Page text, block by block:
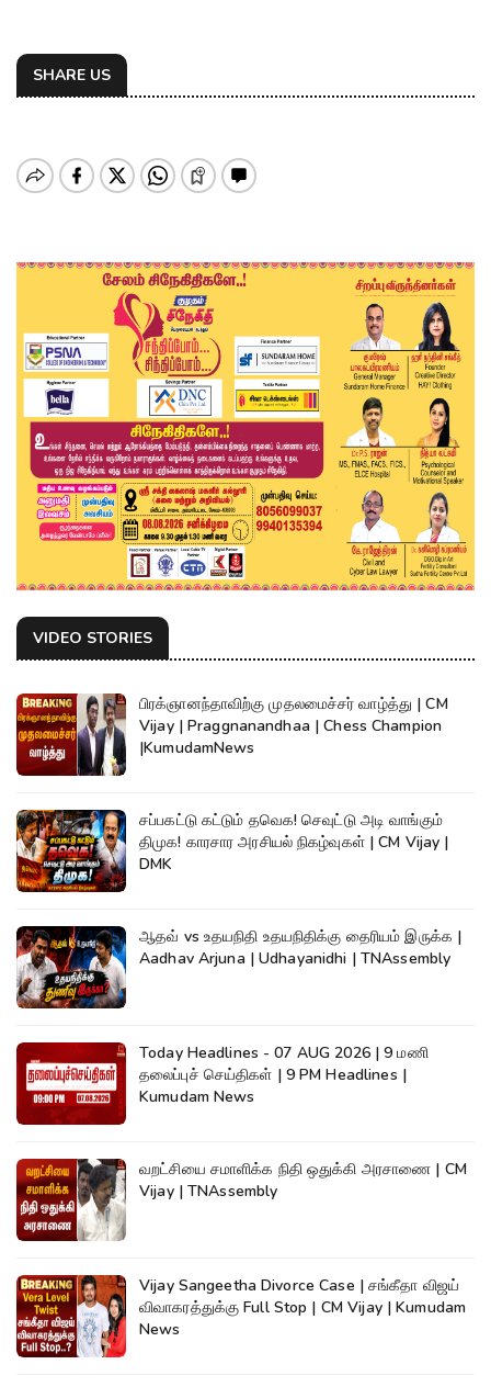
SHARE US
VIDEO STORIES
பிரக்ஞானந்தாவிற்கு முதலமைச்சர் வாழ்த்து | CM
Vijay | Praggnanandhaa | Chess Champion
|KumudamNews
சப்பகட்டு கட்டும் தவெக! செவுட்டு அடி வாங்கும்
திமுக! காரசார அரசியல் நிகழ்வுகள் | CM Vijay |
DMK
ஆதவ் vs உதயநிதி உதயநிதிக்கு தைரியம் இருக்க |
Aadhav Arjuna | Udhayanidhi | TNAssembly
Today Headlines - 07 AUG 2026 | 9 மணி
தலைப்புச் செய்திகள் | 9 PM Headlines |
Kumudam News
வறட்சியை சமாளிக்க நிதி ஒதுக்கி அரசாணை | CM
Vijay | TNAssembly
Vijay Sangeetha Divorce Case | சங்கீதா விஜய்
விவாகரத்துக்கு Full Stop | CM Vijay | Kumudam
News